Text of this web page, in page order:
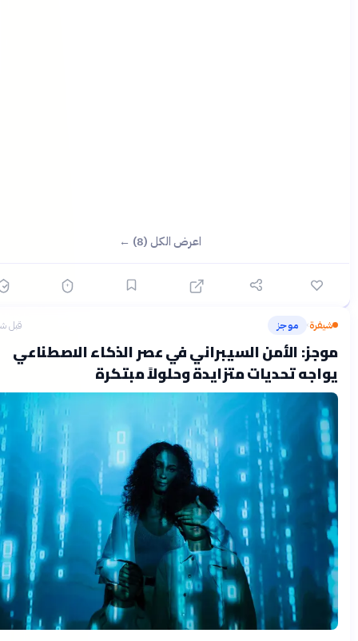
اعرض الكل (8) ←
› موجز قبل شهرين
الأمن السيبراني في عصر الذكاء الاصطناعي
تحديات متزايدة وحلولاً مبتكرة